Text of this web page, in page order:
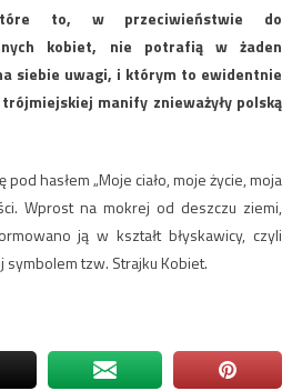
to, w przeciwieństwie do
kobiet, nie potrafią w żaden
siebie uwagi, i którym to ewidentnie
manify znieważyły polską
hasłem „Moje ciało, moje życie, moja
Wprost na mokrej od deszczu ziemi,
ją w kształt błyskawicy, czyli
tzw. Strajku Kobiet.